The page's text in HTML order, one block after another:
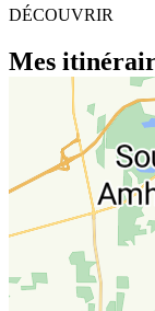
DÉCOUVRIR
Mes